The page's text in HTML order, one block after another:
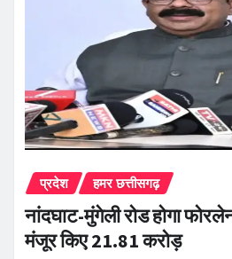
प्रदेश हमर छत्तीसगढ़
नांदघाट-मुंगेली रोड होगा
मंजूर किए 21.81 करोड़